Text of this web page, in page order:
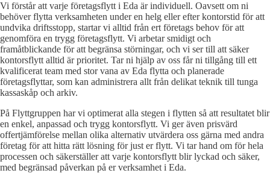
Vi förstår att varje företagsflytt i Eda är individuell. Oavsett om ni
behöver flytta verksamheten under en helg eller efter kontorstid för att
undvika driftsstopp, startar vi alltid från ert företags behov för att
genomföra en trygg företagsflytt. Vi arbetar smidigt och
framåtblickande för att begränsa störningar, och vi ser till att säker
kontorsflytt alltid är prioritet. Tar ni hjälp av oss får ni tillgång till ett
kvalificerat team med stor vana av Eda flytta och planerade
företagsflyttar, som kan administrera allt från delikat teknik till tunga
kassaskåp och arkiv.
På Flyttgruppen har vi optimerat alla stegen i flytten så att resultatet blir
en enkel, anpassad och trygg kontorsflytt. Vi ger även prisvärd
offertjämförelse mellan olika alternativ utvärdera oss gärna med andra
företag för att hitta rätt lösning för just er flytt. Vi tar hand om för hela
processen och säkerställer att varje kontorsflytt blir lyckad och säker,
med begränsad påverkan på er verksamhet i Eda.